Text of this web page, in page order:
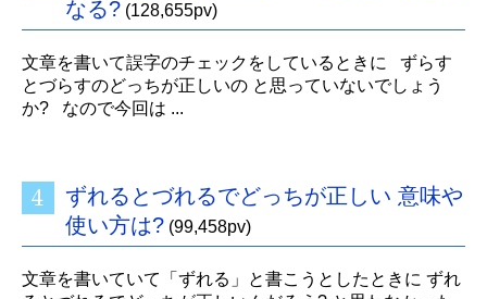
なる? (128,655pv)
文章を書いて誤字のチェックをしているときに ずらす
とづらすのどっちが正しいの と思っていないでしょう
か? なので今回は ...
ずれるとづれるでどっちが正しい 意味や
使い方は? (99,458pv)
文章を書いていて「ずれる」と書こうとしたときに ずれ